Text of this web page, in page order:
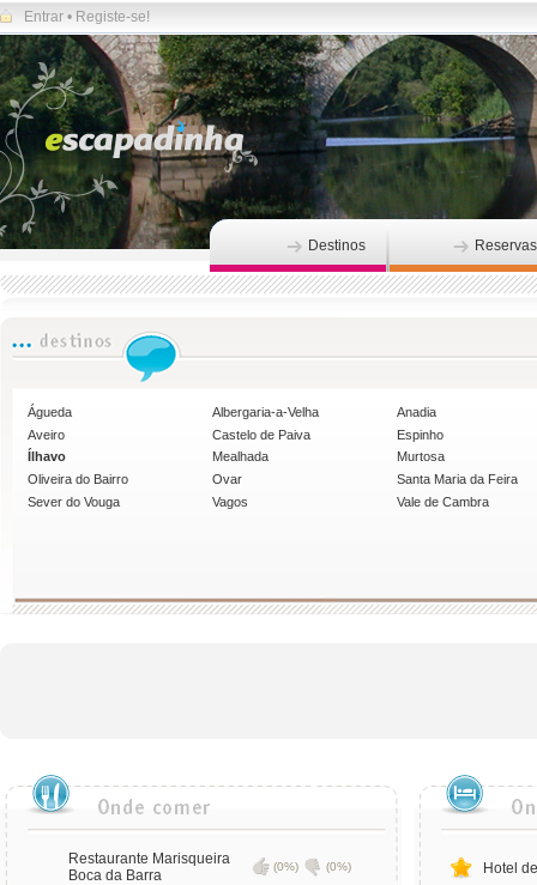
Entrar • Registe-se!
Destinos Reservas
Águeda Albergaria-a-Velha
Anadia
Aveiro
Castelo de Paiva
Espinho
Ílhavo
Mealhada
Murtosa
Oliveira do Bairro
Ovar
Santa Maria da Feira
Sever do Vouga
Vagos Vale de Cambra
Restaurante Marisqueira
Boca da Barra
(0%) (0%) Hotel